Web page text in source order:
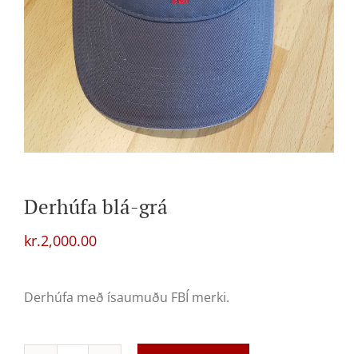
Derhúfa blá-grá
kr.2,000.00
Derhúfa með ísaumuðu FBÍ merki.